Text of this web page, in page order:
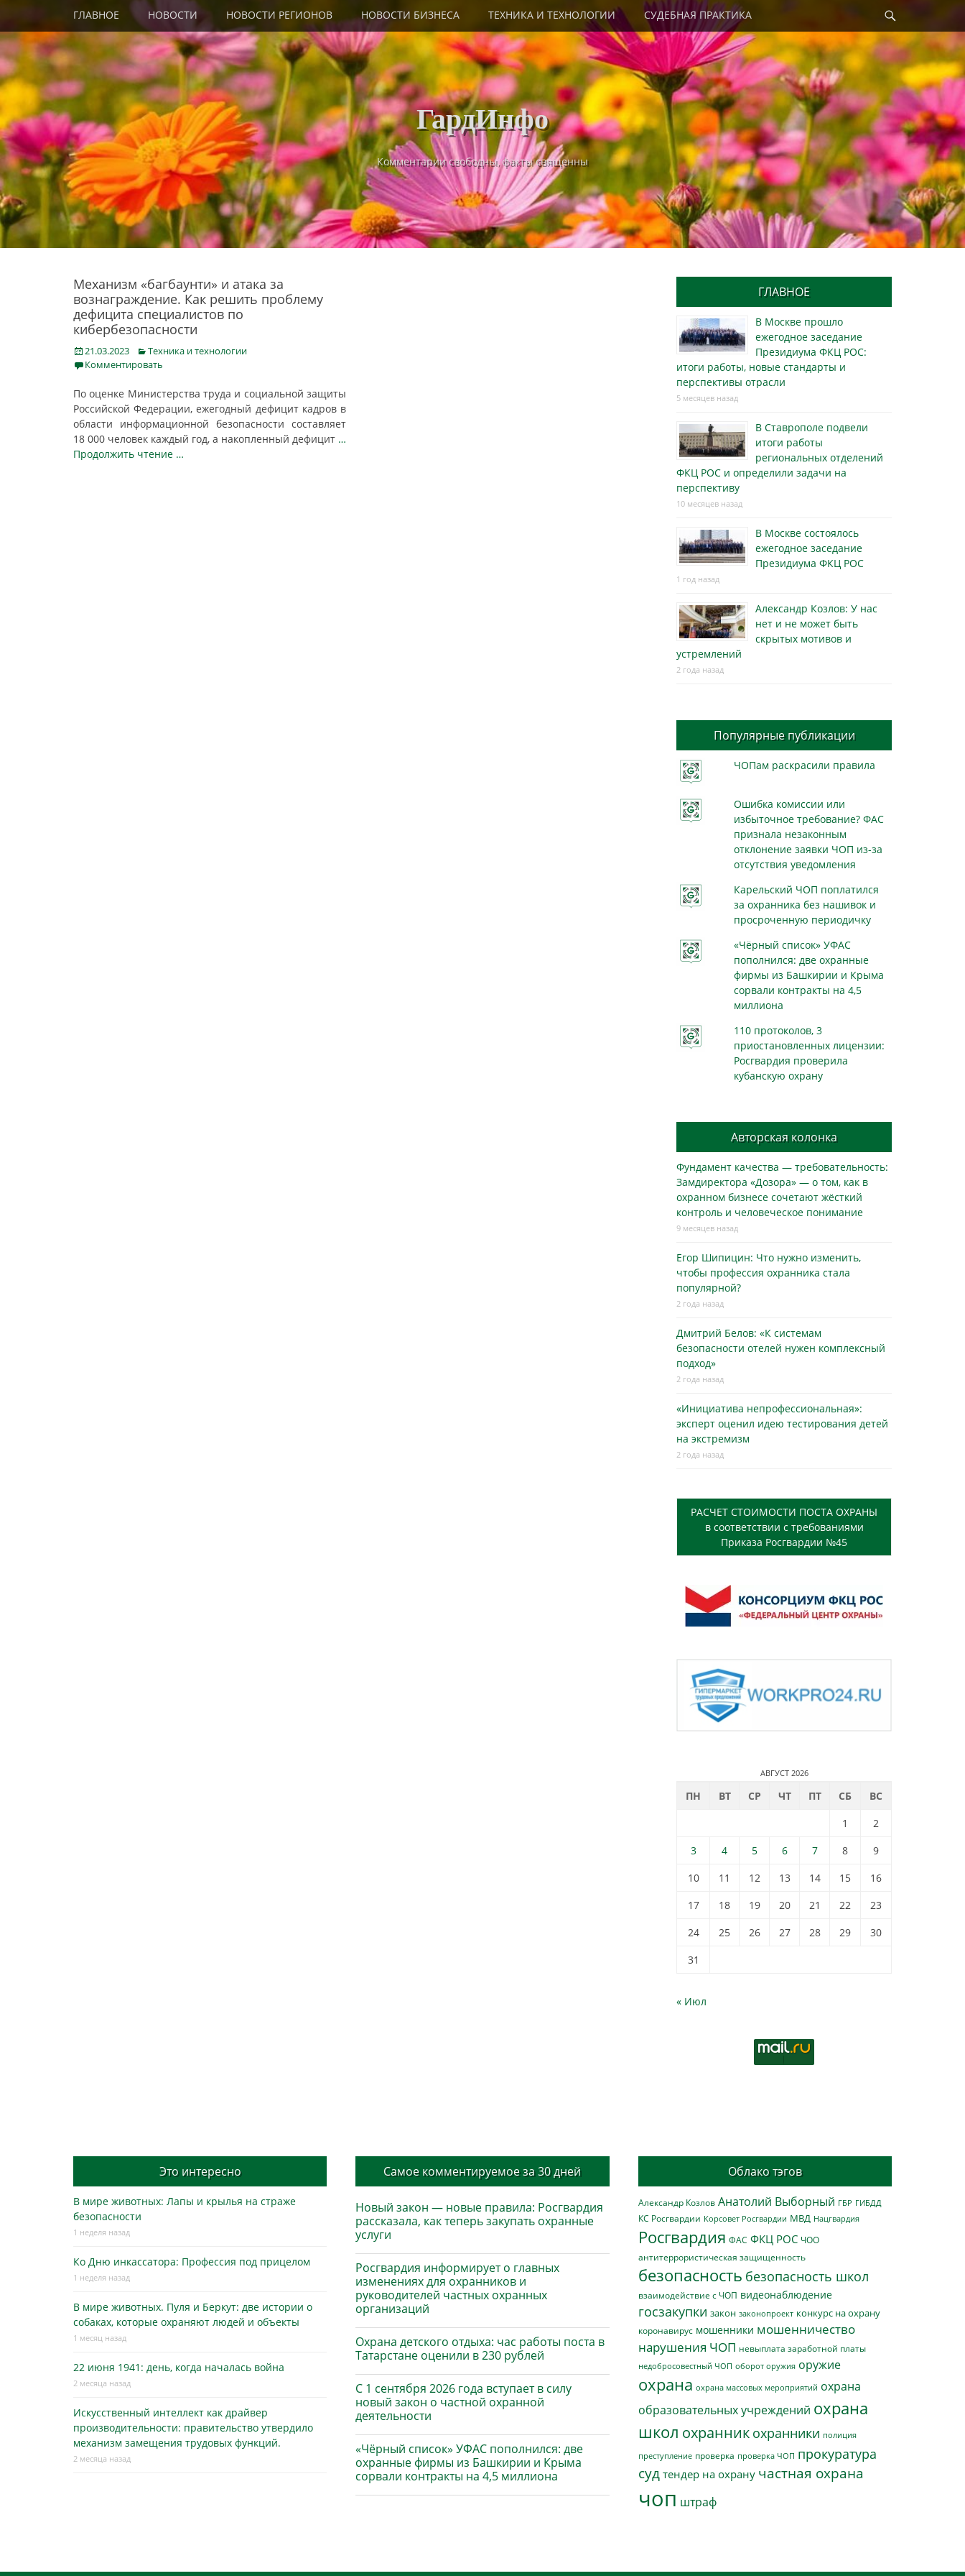
content
Primary Menu
ГЛАВНОЕ НОВОСТИ НОВОСТИ РЕГИОНОВ НОВОСТИ БИЗНЕСА ТЕХНИКА И ТЕХНОЛОГИИ СУДЕБНАЯ ПРАКТИКА
ГардИнфо
Комментарии свободны, факты священны
Механизм «багбаунти» и атака за
вознаграждение. Как решить проблему
дефицита специалистов по
кибербезопасности
Posted
on
21.03.2023 Categories
Техника и технологии
Комментировать
По оценке Министерства труда и социальной защиты
Российской Федерации, ежегодный дефицит кадров в
области информационной безопасности составляет
18 000 человек каждый год, а накопленный дефицит …
Продолжить чтение …
ГЛАВНОЕ
В Москве прошло
ежегодное заседание
Президиума ФКЦ РОС:
итоги работы, новые стандарты и
перспективы отрасли
5 месяцев назад
В Ставрополе подвели
итоги работы
региональных отделений
ФКЦ РОС и определили задачи на
перспективу
10 месяцев назад
В Москве состоялось
ежегодное заседание
Президиума ФКЦ РОС
1 год назад
Александр Козлов: У нас
нет и не может быть
скрытых мотивов и
устремлений
2 года назад
Популярные публикации
ЧОПам раскрасили правила
Ошибка комиссии или
избыточное требование? ФАС
признала незаконным
отклонение заявки ЧОП из-за
отсутствия уведомления
Карельский ЧОП поплатился
за охранника без нашивок и
просроченную периодичку
«Чёрный список» УФАС
пополнился: две охранные
фирмы из Башкирии и Крыма
сорвали контракты на 4,5
миллиона
110 протоколов, 3
приостановленных лицензии:
Росгвардия проверила
кубанскую охрану
Авторская колонка
Фундамент качества — требовательность:
Замдиректора «Дозора» — о том, как в
охранном бизнесe сочетают жёсткий
контроль и человеческое понимание
9 месяцев назад
Егор Шипицин: Что нужно изменить,
чтобы профессия охранника стала
популярной?
2 года назад
Дмитрий Белов: «К системам
безопасности отелей нужен комплексный
подход»
2 года назад
«Инициатива непрофессиональная»:
эксперт оценил идею тестирования детей
на экстремизм
2 года назад
РАСЧЕТ СТОИМОСТИ ПОСТА ОХРАНЫ
в соответствии с требованиями
Приказа Росгвардии №45
АВГУСТ 2026
ПН ВТ СР ЧТ ПТ СБ
ВС
1
2
3
4 5 6 7 8
9
10
11 12 13 14 15
16
17
18 19 20 21 22
23
24
25 26 27 28 29
30
31
« Июл
Это интересно
В мире животных: Лапы и крылья на страже
безопасности
1 неделя назад
Ко Дню инкассатора: Профессия под прицелом
1 неделя назад
В мире животных. Пуля и Беркут: две истории о
собаках, которые охраняют людей и объекты
1 месяц назад
22 июня 1941: день, когда началась война
2 месяца назад
Искусственный интеллект как драйвер
производительности: правительство утвердило
механизм замещения трудовых функций.
2 месяца назад
Самое комментируемое за 30 дней
Новый закон — новые правила: Росгвардия
рассказала, как теперь закупать охранные
услуги
Росгвардия информирует о главных
изменениях для охранников и
руководителей частных охранных
организаций
Охрана детского отдыха: час работы поста в
Татарстане оценили в 230 рублей
С 1 сентября 2026 года вступает в силу
новый закон о частной охранной
деятельности
«Чёрный список» УФАС пополнился: две
охранные фирмы из Башкирии и Крыма
сорвали контракты на 4,5 миллиона
Облако тэгов
Александр Козлов Анатолий Выборный ГБР ГИБДД
КС Росгвардии Корсовет Росгвардии МВД Нацгвардия
Росгвардия ФАС ФКЦ РОС ЧОО
антитеррористическая защищенность
безопасность безопасность школ
взаимодействие с ЧОП видеонаблюдение
госзакупки закон законопроект конкурс на охрану
коронавирус мошенники мошенничество
нарушения ЧОП невыплата заработной платы
недобросовестный ЧОП оборот оружия оружие
охрана охрана массовых мероприятий охрана
образовательных учреждений охрана
школ охранник охранники полиция
преступление проверка проверка ЧОП прокуратура
суд тендер на охрану частная охрана
чоп штраф